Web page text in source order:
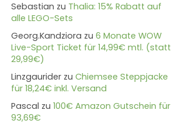
Sebastian zu Thalia: 15% Rabatt auf
alle LEGO-Sets
Georg.Kandziora zu 6 Monate WOW
Live-Sport Ticket für 14,99€ mtl. (statt
29,99€)
Linzgaurider zu Chiemsee Steppjacke
für 18,24€ inkl. Versand
Pascal zu 100€ Amazon Gutschein für
93,69€